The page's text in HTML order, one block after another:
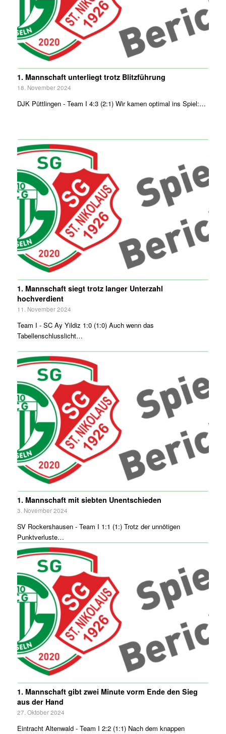
1. Mannschaft unterliegt trotz Blitzführung
18. November 2024
DJK Püttlingen - Team I 4:3 (2:1) Wir kamen optimal ins Spiel:…
1. Mannschaft siegt trotz langer Unterzahl
hochverdient
11. November 2024
Team I - SC Ay Yildiz 1:0 (1:0) Auch wenn das
Tabellenschlusslicht…
1. Mannschaft mit siebten Unentschieden
3. November 2024
SV Rockershausen - Team I 1:1 (1:) Trotz der unnötigen
Punktverluste…
1. Mannschaft gibt zwei Minute vorm Ende den Sieg
aus der Hand
27. Oktober 2024
Eintracht Altenwald - Team I 2:2 (1:1) Nach dem knappen